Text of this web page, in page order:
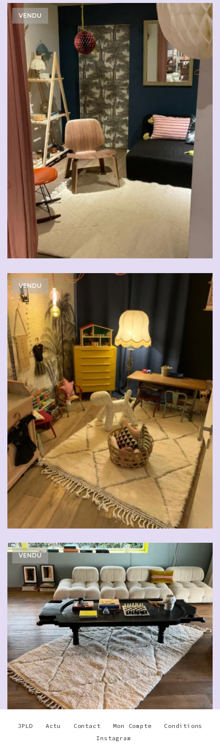
VENDU
VENDU
VENDU
JPLD Actu Contact Mon Compte
Conditions
Instagram